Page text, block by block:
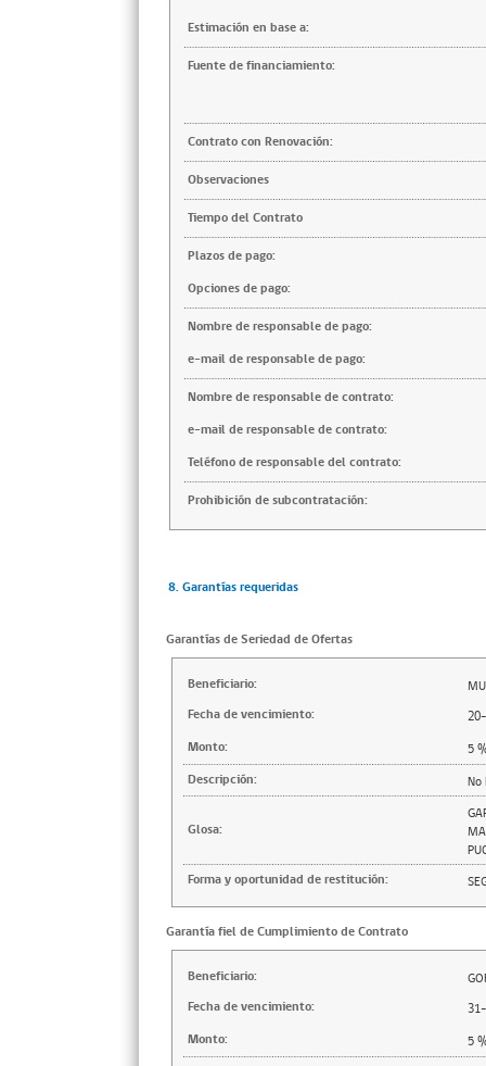
Estimación en base a:
Fuente de financiamiento:
Contrato con Renovación:
Observaciones
Tiempo del Contrato
Plazos de pago:
Opciones de pago:
Nombre de responsable de pago:
e-mail de responsable de pago:
Nombre de responsable de contrato:
e-mail de responsable de contrato:
Teléfono de responsable del contrato:
Prohibición de subcontratación:
8. Garantías requeridas
Garantías de Seriedad de Ofertas
Beneficiario:
Fecha de vencimiento:
Monto:
5
Descripción:
Glosa:
Forma y oportunidad de restitución:
Garantía fiel de Cumplimiento de Contrato
Beneficiario:
Fecha de vencimiento:
Monto:
5